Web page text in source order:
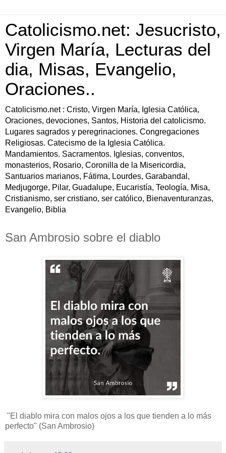
Catolicismo.net: Jesucristo,
Virgen María, Lecturas del
dia, Misas, Evangelio,
Oraciones..
Catolicismo.net : Cristo, Virgen María, Iglesia Católica,
Oraciones, devociones, Santos, Historia del catolicismo.
Lugares sagrados y peregrinaciones. Congregaciones
Religiosas. Catecismo de la Iglesia Católica.
Mandamientos. Sacramentos. Iglesias, conventos,
monasterios, Rosario, Coronilla de la Misericordia,
Santuarios marianos, Fátima, Lourdes, Garabandal,
Medjugorge, Pilar, Guadalupe, Eucaristía, Teología, Misa,
Cristianismo, ser cristiano, ser católico, Bienaventuranzas,
Evangelio, Biblia
San Ambrosio sobre el diablo
"El diablo mira con malos ojos a los que tienden a lo más
perfecto" (San Ambrosio)